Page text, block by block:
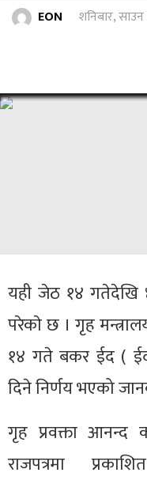
EON शनिबार,
यही जेठ १४ गतेदेखि
परेकाे छ । गृह
१४ गते बकर ईद (
दिने निर्णय भएको
गृह प्रवक्ता आनन्द
राजपत्रमा